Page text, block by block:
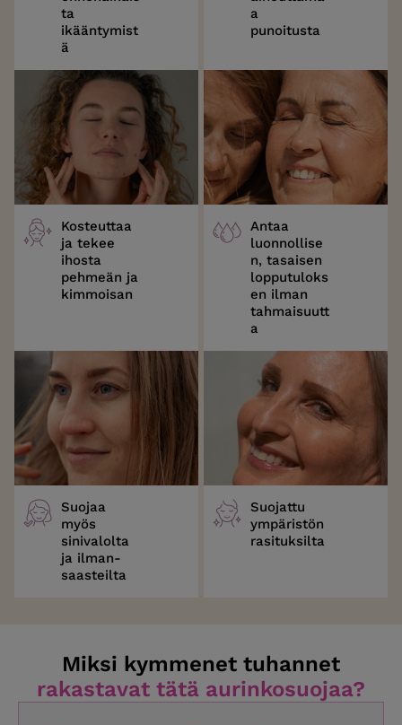
ta
ikääntymist
ä
a
punoitusta
Kosteuttaa
ja tekee
ihosta
pehmeän ja
kimmoisan
Antaa
luonnollise
n, tasaisen
lopputuloks
en ilman
tahmaisuutt
a
Suojaa
myös
sinivalolta
ja ilman­
saasteilta
Suojattu
ympäristön
rasituksilta
Miksi kymmenet tuhannet
rakastavat tätä aurinkosuojaa?